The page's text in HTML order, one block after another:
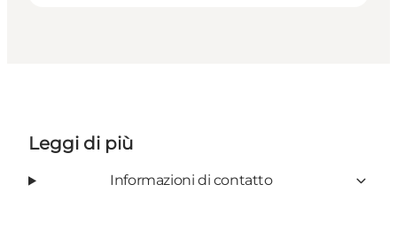
Leggi di più
Informazioni di contatto